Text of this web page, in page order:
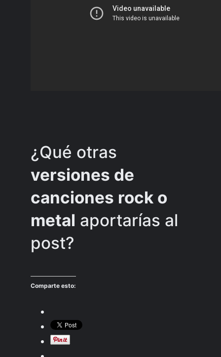
¿Qué otras
versiones de
canciones rock o
metal aportarías al
post?
Comparte esto: